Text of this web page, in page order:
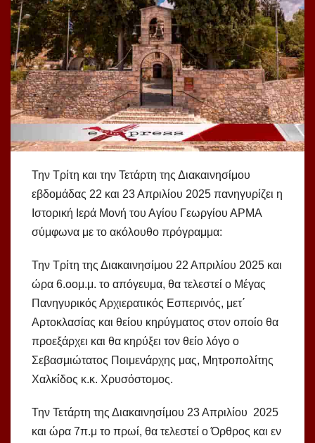
Την Τρίτη και την Τετάρτη της Διακαινησίμου
εβδομάδας 22 και 23 Απριλίου 2025 πανηγυρίζει η
Ιστορική Ιερά Μονή του Αγίου Γεωργίου ΑΡΜΑ
σύμφωνα με το ακόλουθο πρόγραμμα:
Την Τρίτη της Διακαινησίμου 22 Απριλίου 2025 και
ώρα 6.οομ.μ. το απόγευμα, θα τελεστεί ο Μέγας
Πανηγυρικός Αρχιερατικός Εσπερινός, μετ΄
Αρτοκλασίας και θείου κηρύγματος στον οποίο θα
προεξάρχει και θα κηρύξει τον θείο λόγο ο
Σεβασμιώτατος Ποιμενάρχης μας, Μητροπολίτης
Χαλκίδος κ.κ. Χρυσόστομος.
Την Τετάρτη της Διακαινησίμου 23 Απριλίου 2025
και ώρα 7π.μ το πρωί, θα τελεστεί ο Όρθρος και εν